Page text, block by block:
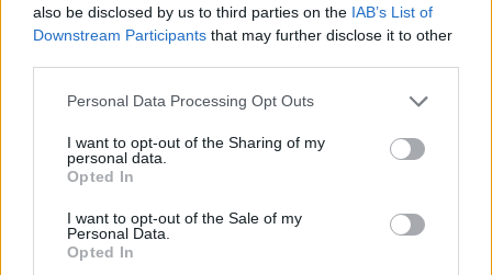
also be disclosed by us to third parties on the IAB’s List of
Downstream Participants that may further disclose it to other
Personal Data Processing Opt Outs
I want to opt-out of the Sharing of my
personal data.
Opted In
I want to opt-out of the Sale of my
Personal Data.
Opted In